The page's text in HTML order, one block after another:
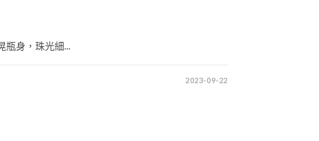
瓶身，珠光細...
2023-09-22